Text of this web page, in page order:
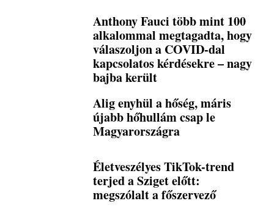
Anthony Fauci több mint 100
alkalommal megtagadta, hogy
válaszoljon a COVID-dal
kapcsolatos kérdésekre – nagy
bajba került
Alig enyhül a hőség, máris
újabb hőhullám csap le
Magyarországra
Életveszélyes TikTok-trend
terjed a Sziget előtt:
megszólalt a főszervező